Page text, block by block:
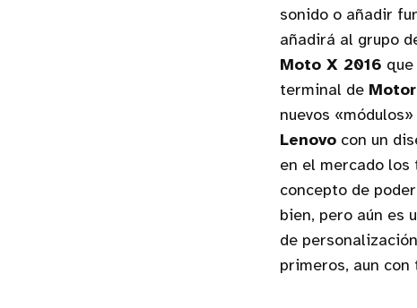
sonido o añadir
añadirá al grupo
Moto X 2016
terminal de
nuevos
Lenovo con un
en el mercado
concepto de
bien, pero aún es
de
primeros, aun con